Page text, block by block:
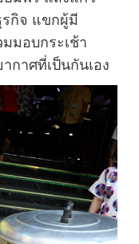
กิจ แขกผู้มี
มอบกระเช้า
กาศที่เป็นกันเอง